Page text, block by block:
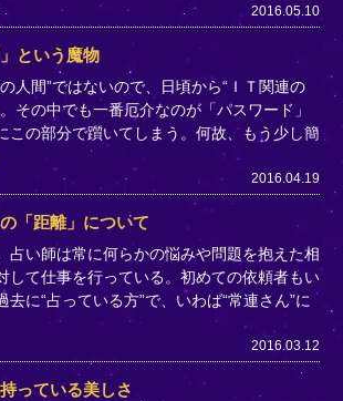
2016.05.10
という魔物
人間”ではないので、日頃から“ＩＴ関連の
その中でも一番厄介なのが「パスワード」
この部分で躓いてしまう。何故、もう少し簡
2016.04.19
「距離」について
占い師は常に何らかの悩みや問題を抱えた相
して仕事を行っている。初めての依頼者もい
去に“占っている方”で、いわば“常連さん”に
2016.03.12
っている美しさ